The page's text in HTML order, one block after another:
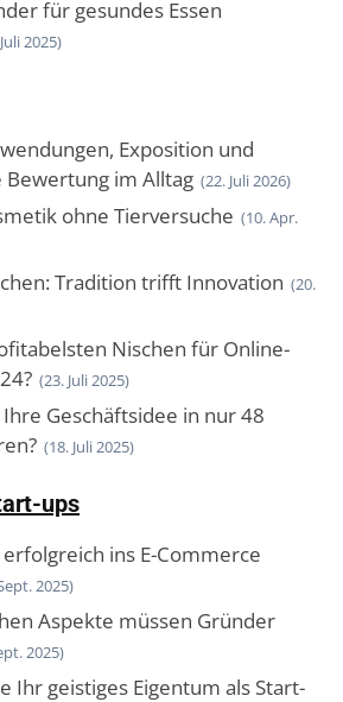
für gesundes Essen
2025)
Exposition und
im Alltag (22. Juli 2026)
ohne Tierversuche (10. Apr.
Tradition trifft Innovation (20.
Nischen für Online-
(23. Juli 2025)
Geschäftsidee in nur 48
(18. Juli 2025)
ups
ins E-Commerce
2025)
Aspekte müssen Gründer
2025)
Ihr geistiges Eigentum als Start-